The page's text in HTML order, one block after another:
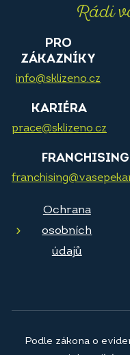
Rádi
PRO
ZÁKAZNÍKY
info@sklizeno.cz
KARIÉRA
prace@sklizeno.cz
FRANCHISING
Ochrana
osobních
údajů
Podle zákona o